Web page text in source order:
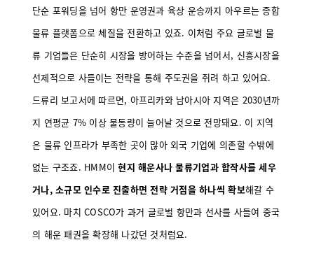
단순 포워딩을 넘어 항만 운영권과 육상 운송까지 아우르는 종합
물류 플랫폼으로 체질을 전환하고 있죠. 이처럼 주요 글로벌 물
류 기업들은 단순히 시장을 방어하는 수준을 넘어서, 신흥시장을
선제적으로 사들이는 전략을 통해 주도권을 쥐려 하고 있어요.
드류리 보고서에 따르면, 아프리카와 남아시아 지역은 2030년까
지 연평균 7% 이상 물동량이 늘어날 것으로 전망돼요. 이 지역
은 물류 인프라가 부족한 곳이 많아 외국 기업에 의존할 수밖에
없는 구조죠. HMM이현지 해운사나 물류기업과 합작사를 세우
거나, 소규모 인수로 진출하면 전략 거점을 하나씩 확보해갈 수
있어요. 마치 COSCO가 과거 글로벌 항만과 선사를 사들여 중국
의 해운 패권을 확장해 나갔던 것처럼요.